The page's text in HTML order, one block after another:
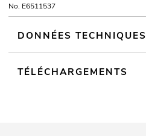
No. E6511537
DONNÉES TECHNIQUES
TÉLÉCHARGEMENTS